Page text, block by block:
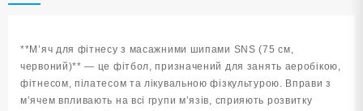
шипами
**М’яч для фітнесу з масажними шипами SNS (75 см,
червоний)** — це фітбол, призначений для занять аеробікою,
фітнесом, пілатесом та лікувальною фізкультурою. Вправи з
м’ячем впливають на всі групи м’язів, сприяють розвитку